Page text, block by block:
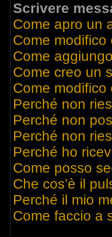
Scrivere
Come apro un
Come
Come
Come creo un
Come
Perché non
Perché non
Perché non
Perché ho
Come posso
Che cos’è il
Perché il mio
Come faccio a